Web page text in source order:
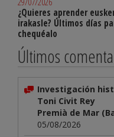
¿Quieres aprender
irakasle? Últimos días
chequéalo
Últimos
Investigación
Toni Civit Rey
Premià de Mar
05/08/2026